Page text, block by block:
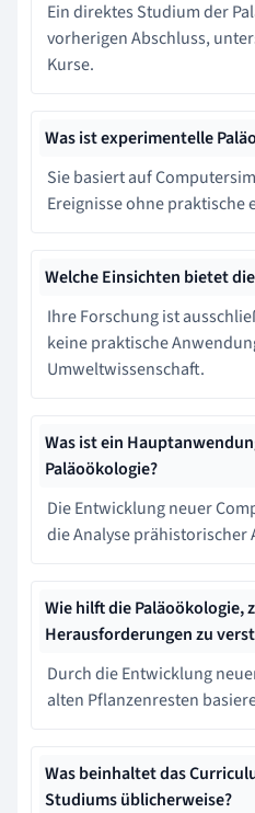
Ein direktes Studium der
vorherigen Abschluss,
Kurse.
Was ist experimentelle
Sie basiert auf
Ereignisse ohne praktische
Welche Einsichten bietet
Ihre Forschung ist
keine praktische
Umweltwissenschaft.
Was ist ein
Paläoökologie?
Die Entwicklung neuer
die Analyse prähistorischer
Wie hilft die Paläoökologie,
Herausforderungen zu
Durch die Entwicklung
alten Pflanzenresten
Was beinhaltet das
Studiums üblicherweise?